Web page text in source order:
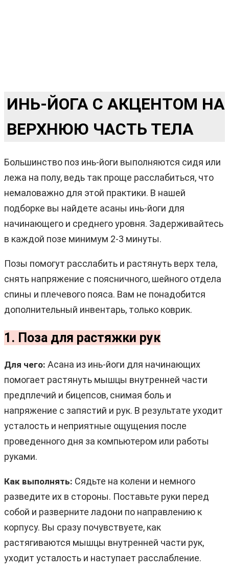
ИНЬ-ЙОГА С АКЦЕНТОМ НА
ВЕРХНЮЮ ЧАСТЬ ТЕЛА
Большинство поз инь-йоги выполняются сидя или
лежа на полу, ведь так проще расслабиться, что
немаловажно для этой практики. В нашей
подборке вы найдете асаны инь-йоги для
начинающего и среднего уровня. Задерживайтесь
в каждой позе минимум 2-3 минуты.
Позы помогут расслабить и растянуть верх тела,
снять напряжение с поясничного, шейного отдела
спины и плечевого пояса. Вам не понадобится
дополнительный инвентарь, только коврик.
1. Поза для растяжки рук
Для чего: Асана из инь-йоги для начинающих
помогает растянуть мышцы внутренней части
предплечий и бицепсов, снимая боль и
напряжение с запястий и рук. В результате уходит
усталость и неприятные ощущения после
проведенного дня за компьютером или работы
руками.
Как выполнять: Сядьте на колени и немного
разведите их в стороны. Поставьте руки перед
собой и разверните ладони по направлению к
корпусу. Вы сразу почувствуете, как
растягиваются мышцы внутренней части рук,
уходит усталость и наступает расслабление.